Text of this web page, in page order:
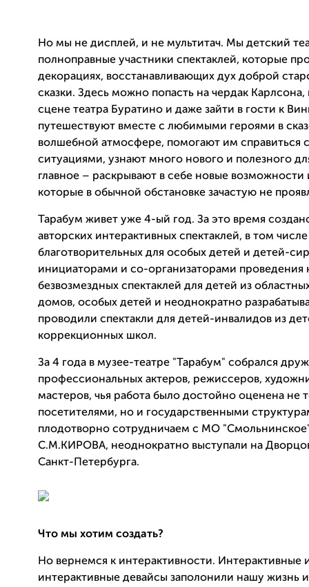
Но мы не дисплей, и не мультитач. Мы детский
полноправные участники спектаклей, которые
декорациях, восстанавливающих дух доброй
сказки. Здесь можно попасть на чердак Карлсона,
сцене театра Буратино и даже зайти в гости к
путешествуют вместе с любимыми героями в
волшебной атмосфере, помогают им справиться
ситуациями, узнают много нового и полезного
главное – раскрывают в себе новые возможности
которые в обычной обстановке зачастую не
Тарабум живет уже 4-ый год. За это время
авторских интерактивных спектаклей, в том числе
благотворительных для особых детей и детей-
инициаторами и со-организаторами проведения
безвозмездных спектаклей для детей из
домов, особых детей и неоднократно
проводили спектакли для детей-инвалидов из
коррекционных школ.
За 4 года в музее-театре "Тарабум" собрался
профессиональных актеров, режиссеров,
мастеров, чья работа было достойно оценена не
посетителями, но и государственными
плодотворно сотрудничаем с МО
С.М.КИРОВА, неоднократно выступали на
Санкт-Петербурга.
Что мы хотим создать?
Но вернемся к интерактивности. Интерактивные
интерактивные девайсы заполонили нашу жизнь